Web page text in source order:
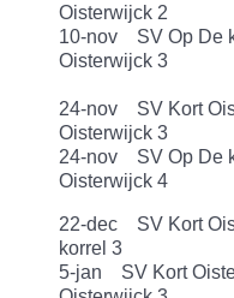
Oisterwijck 2
10-nov SV Op
Oisterwijck 3
24-nov SV Kort
Oisterwijck 3
24-nov SV Op
Oisterwijck 4
22-dec SV Kort
korrel 3
5-jan SV Kort